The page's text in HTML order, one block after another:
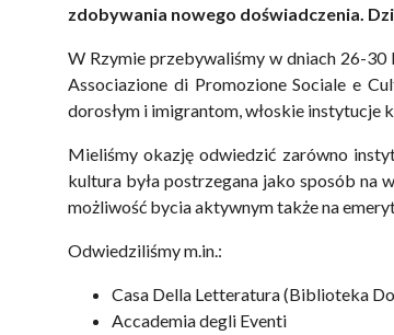
zdobywania nowego doświadczenia.
W Rzymie przebywaliśmy w dniach 26-
Associazione di Promozione Sociale e
dorosłym i imigrantom, włoskie instytucje
Mieliśmy okazję odwiedzić zarówno
kultura była postrzegana jako sposób na
możliwość bycia aktywnym także na
Odwiedziliśmy m.in.:
Casa Della Letteratura (Biblioteka
Accademia degli Eventi